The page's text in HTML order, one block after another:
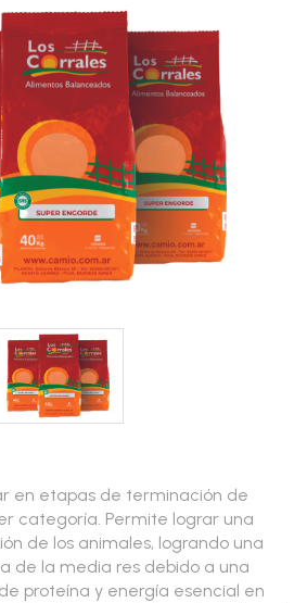
en etapas de terminación de
categoría. Permite lograr una
de los animales, logrando una
de la media res debido a una
proteína y energía esencial en